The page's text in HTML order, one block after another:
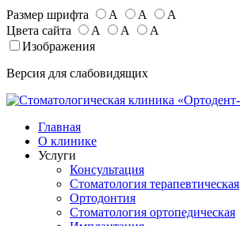
Размер шрифта А А
А
Цвета сайта
А А
А
Изображения
Версия для слабовидящих
Главная
О клинике
Услуги
Консультация
Стоматология терапевтическая
Ортодонтия
Стоматология ортопедическая